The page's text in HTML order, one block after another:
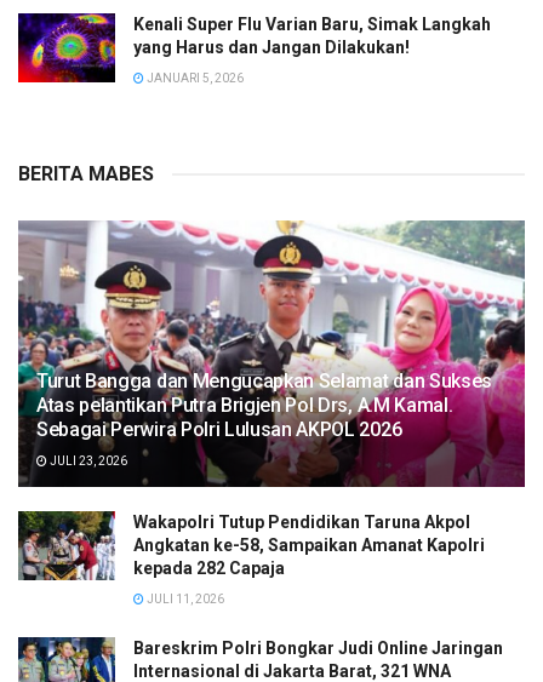
Kenali Super Flu Varian Baru, Simak Langkah
yang Harus dan Jangan Dilakukan!
JANUARI 5, 2026
BERITA MABES
Turut Bangga dan Mengucapkan Selamat dan Sukses
Atas pelantikan Putra Brigjen Pol Drs, A.M Kamal.
Sebagai Perwira Polri Lulusan AKPOL 2026
JULI 23, 2026
Wakapolri Tutup Pendidikan Taruna Akpol
Angkatan ke-58, Sampaikan Amanat Kapolri
kepada 282 Capaja
JULI 11, 2026
Bareskrim Polri Bongkar Judi Online Jaringan
Internasional di Jakarta Barat, 321 WNA